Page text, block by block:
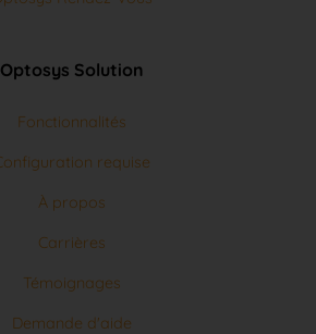
Configuration requise
À propos
Carrières
Témoignages
Demande d'aide